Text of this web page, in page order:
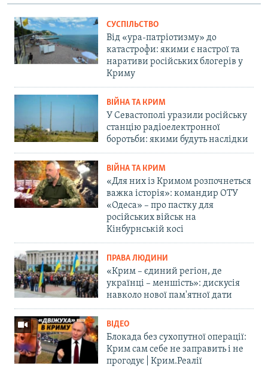
СУСПІЛЬСТВО
Від «ура-патріотизму» до
катастрофи: якими є настрої та
наративи російських блогерів у
Криму
ВІЙНА ТА КРИМ
У Севастополі уразили російську
станцію радіоелектронної
боротьби: якими будуть наслідки
ВІЙНА ТА КРИМ
«Для них із Кримом розпочнеться
важка історія»: командир ОТУ
«Одеса» – про пастку для
російських військ на
Кінбурнській косі
ПРАВА ЛЮДИНИ
«Крим – єдиний регіон, де
українці – меншість»: дискусія
навколо нової пам'ятної дати
ВІДЕО
Блокада без сухопутної операції:
Крим сам себе не заправить і не
прогодує | Крим.Реалії